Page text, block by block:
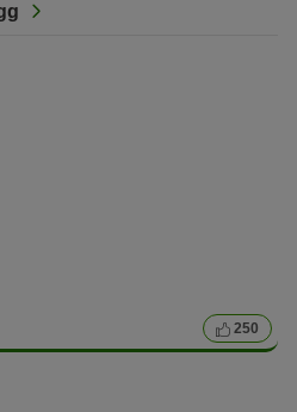
250